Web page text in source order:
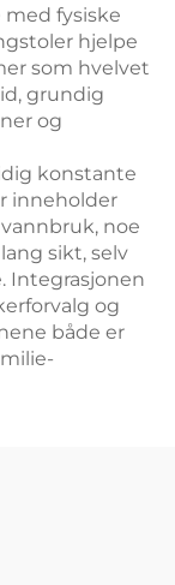
fysiske
hjelpe
som hvelvet
grundig
og
konstante
inneholder
noe
sikt, selv
Integrasjonen
og
både er